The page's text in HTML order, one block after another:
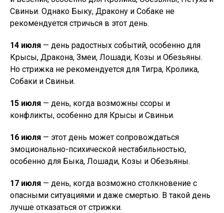
Свиньи. Однако Быку, Дракону и Собаке не
рекомендуется стричься в этот день.
14 июля — день радостных событий, особенно для
Крысы, Дракона, Змеи, Лошади, Козы и Обезьяны.
Но стрижка не рекомендуется для Тигра, Кролика,
Собаки и Свиньи.
15 июля — день, когда возможны ссоры и
конфликты, особенно для Крысы и Свиньи.
16 июля — этот день может сопровождаться
эмоционально-психической нестабильностью,
особенно для Быка, Лошади, Козы и Обезьяны.
17 июля — день, когда возможно столкновение с
опасными ситуациями и даже смертью. В такой день
лучше отказаться от стрижки.